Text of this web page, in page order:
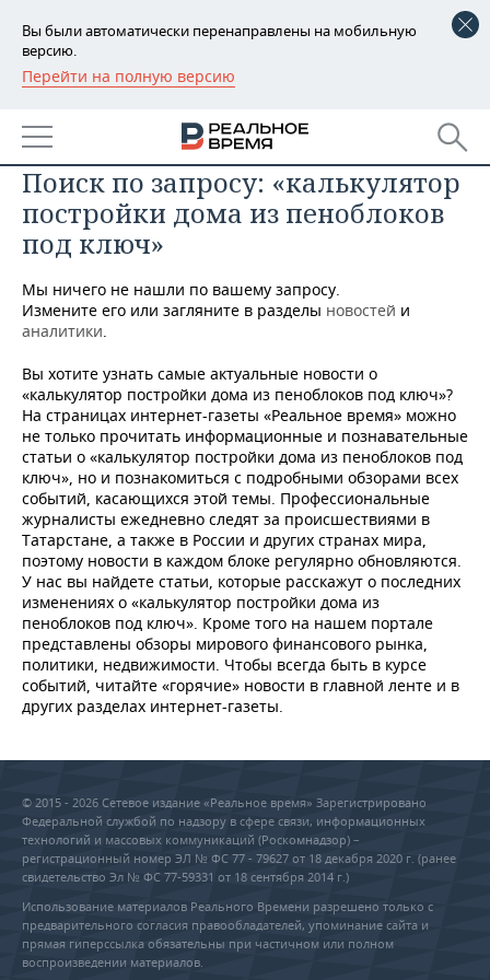
Вы были автоматически перенаправлены на мобильную
версию.
Перейти на полную версию
РЕГИОНЫ
БАШКОРТОСТАН
ТАТАРСТАН
УДМУРТИЯ
НОВОСТИ
АНАЛИТИКА
НОВОСТИ АНАЛИТИКИ
ДЕКЛАРАЦИИ О ДОХОДАХ
КОРОЛИ ГОСЗАКАЗА ПФО
ВУЗЫ ТАТАРСТАНА
КОМУ ПРИНАДЛЕЖАТ
ТОРГОВЫЕ ЦЕНТРЫ
ТАТАРСТАНА
ЭКОНОМИКА
НОВОСТИ ЭКОНОМИКИ
ФИНАНСЫ
БАНКИ
БЮДЖЕТ
ИНВЕСТИЦИИ
ПРОМЫШЛЕННОСТЬ
НОВОСТИ
АГРОПРОМ
МАШИНОСТРОЕНИЕ
НЕФТЕХИМИЯ
НЕФТЬ
ОПК
ЭНЕРГЕТИКА
НЕДВИЖИМОСТЬ
НОВОСТИ НЕДВИЖИМОСТИ
АВТО
НОВОСТИ АВТО
БИЗНЕС
НОВОСТИ БИЗНЕСА
РОЗНИЧНАЯ ТОРГОВЛЯ
ТРАНСПОРТ
УСЛУГИ
ТЕХНОЛОГИИ
НОВОСТИ ТЕХНОЛОГИЙ
IT
МЕДИА
ТЕЛЕКОММУНИКАЦИИ
МЕРОПРИЯТИЯ
НОВОСТИ МЕРОПРИЯТИЙ
ВЫЕЗДНАЯ РЕДАКЦИЯ
БИЗНЕС-БРАНЧИ
СПОРТ
НОВОСТИ СПОРТА
ФУТБОЛ
ВОЛЕЙБОЛ
КИБЕРСПОРТ
ФИГУРНОЕ КАТАНИЕ
ОБЩЕСТВО
НОВОСТИ ОБЩЕСТВА
ИСТОРИЯ
КУЛЬТУРА
МЕДИЦИНА
ФОТОГАЛЕРЕЯ
СПИСОК ПЕРСОН
СПИСОК КОМПАНИЙ
ПОЛНАЯ ВЕРСИЯ
Поиск по запросу: «калькулятор
постройки дома из пеноблоков
под ключ»
Мы ничего не нашли по вашему запросу.
Измените его или загляните в разделы новостей и
аналитики.
Вы хотите узнать самые актуальные новости о
«калькулятор постройки дома из пеноблоков под ключ»?
На страницах интернет-газеты «Реальное время» можно
не только прочитать информационные и познавательные
статьи о «калькулятор постройки дома из пеноблоков под
ключ», но и познакомиться с подробными обзорами всех
событий, касающихся этой темы. Профессиональные
журналисты ежедневно следят за происшествиями в
Татарстане, а также в России и других странах мира,
поэтому новости в каждом блоке регулярно обновляются.
У нас вы найдете статьи, которые расскажут о последних
изменениях о «калькулятор постройки дома из
пеноблоков под ключ». Кроме того на нашем портале
представлены обзоры мирового финансового рынка,
политики, недвижимости. Чтобы всегда быть в курсе
событий, читайте «горячие» новости в главной ленте и в
других разделах интернет-газеты.
© 2015 - 2026 Сетевое издание «Реальное время» Зарегистрировано
Федеральной службой по надзору в сфере связи, информационных
технологий и массовых коммуникаций (Роскомнадзор) –
регистрационный номер ЭЛ № ФС 77 - 79627 от 18 декабря 2020 г. (ранее
свидетельство Эл № ФС 77-59331 от 18 сентября 2014 г.)
Использование материалов Реального Времени разрешено только с
предварительного согласия правообладателей, упоминание сайта и
прямая гиперссылка обязательны при частичном или полном
воспроизведении материалов.